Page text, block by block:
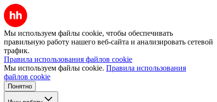
Мы используем файлы cookie, чтобы обеспечивать
правильную работу нашего веб-сайта и анализировать сетевой
трафик.
Правила использования файлов cookie
Мы используем файлы cookie. Правила использования
файлов cookie
Понятно